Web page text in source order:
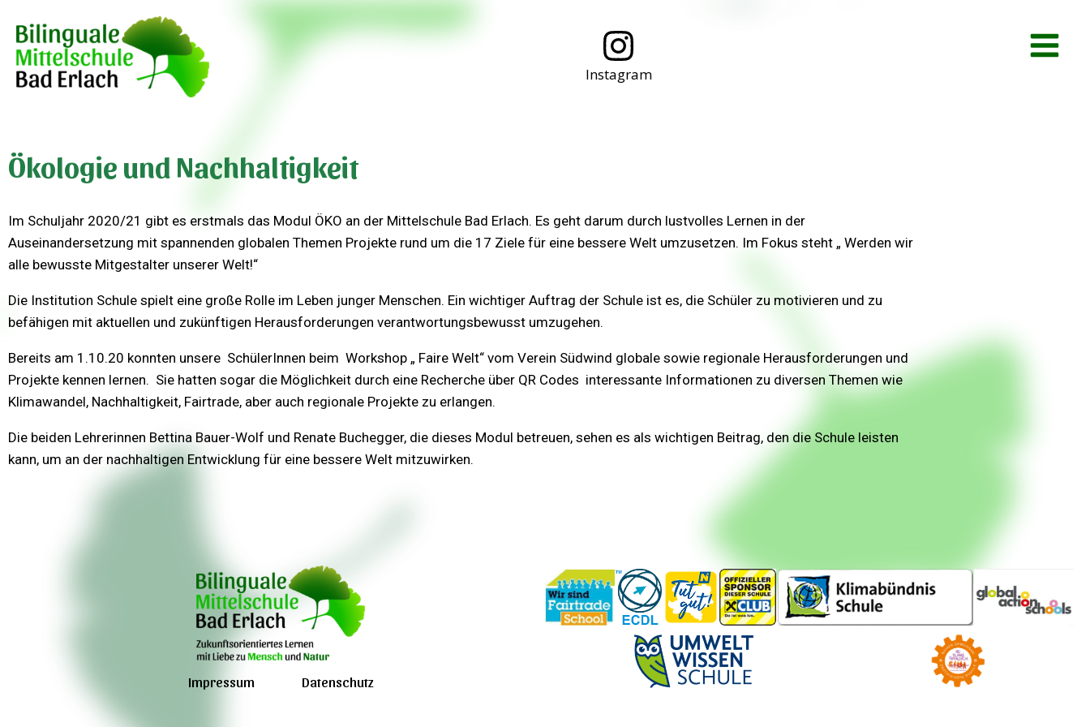
Instagram
Ökologie und Nachhaltigkeit
Im Schuljahr 2020/21 gibt es erstmals das Modul ÖKO an der Mittelschule Bad Erlach. Es geht darum durch lustvolles Lernen in der
Auseinandersetzung mit spannenden globalen Themen Projekte rund um die 17 Ziele für eine bessere Welt umzusetzen. Im Fokus steht „ Werden wir
alle bewusste Mitgestalter unserer Welt!“
Die Institution Schule spielt eine große Rolle im Leben junger Menschen. Ein wichtiger Auftrag der Schule ist es, die Schüler zu motivieren und zu
befähigen mit aktuellen und zukünftigen Herausforderungen verantwortungsbewusst umzugehen.
Bereits am 1.10.20 konnten unsere SchülerInnen beim Workshop „ Faire Welt“ vom Verein Südwind globale sowie regionale Herausforderungen und
Projekte kennen lernen. Sie hatten sogar die Möglichkeit durch eine Recherche über QR Codes interessante Informationen zu diversen Themen wie
Klimawandel, Nachhaltigkeit, Fairtrade, aber auch regionale Projekte zu erlangen.
Die beiden Lehrerinnen Bettina Bauer-Wolf und Renate Buchegger, die dieses Modul betreuen, sehen es als wichtigen Beitrag, den die Schule leisten
kann, um an der nachhaltigen Entwicklung für eine bessere Welt mitzuwirken.
Impressum Datenschutz